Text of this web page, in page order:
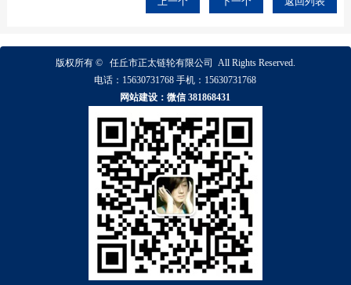
版权所有 © 任丘市正太链轮有限公司 All Rights Reserved.
电话： 15630731768 手机： 15630731768
网站建设：微信 381868431